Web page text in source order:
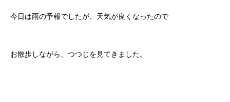
今日は雨の予報でしたが、天気が良くなったので
お散歩しながら、つつじを見てきました。